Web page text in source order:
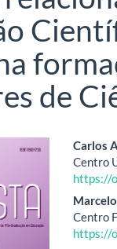
de
do
Carlos
Centro
https://
Centro
https://